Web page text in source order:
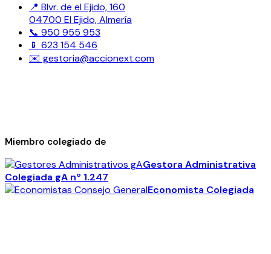
📍 Blvr. de el Ejido, 160
04700 El Ejido, Almería
📞 950 955 953
📱 623 154 546
✉️ gestoria@accionext.com
Miembro colegiado de
Gestora Administrativa
Colegiada gA nº 1.247
Economista Colegiada